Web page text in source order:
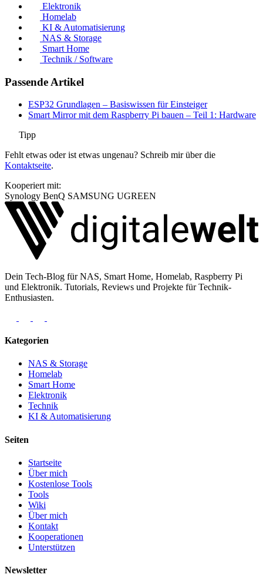
Elektronik
Homelab
KI & Automatisierung
NAS & Storage
Smart Home
Technik / Software
Passende Artikel
ESP32 Grundlagen – Basiswissen für Einsteiger
Smart Mirror mit dem Raspberry Pi bauen – Teil 1: Hardware
Tipp
Fehlt etwas oder ist etwas ungenau? Schreib mir über die
Kontaktseite.
Kooperiert mit:
Synology BenQ SAMSUNG UGREEN
Dein Tech-Blog für NAS, Smart Home, Homelab, Raspberry Pi
und Elektronik. Tutorials, Reviews und Projekte für Technik-
Enthusiasten.
Kategorien
NAS & Storage
Homelab
Smart Home
Elektronik
Technik
KI & Automatisierung
Seiten
Startseite
Über mich
Kostenlose Tools
Tools
Wiki
Über mich
Kontakt
Kooperationen
Unterstützen
Newsletter